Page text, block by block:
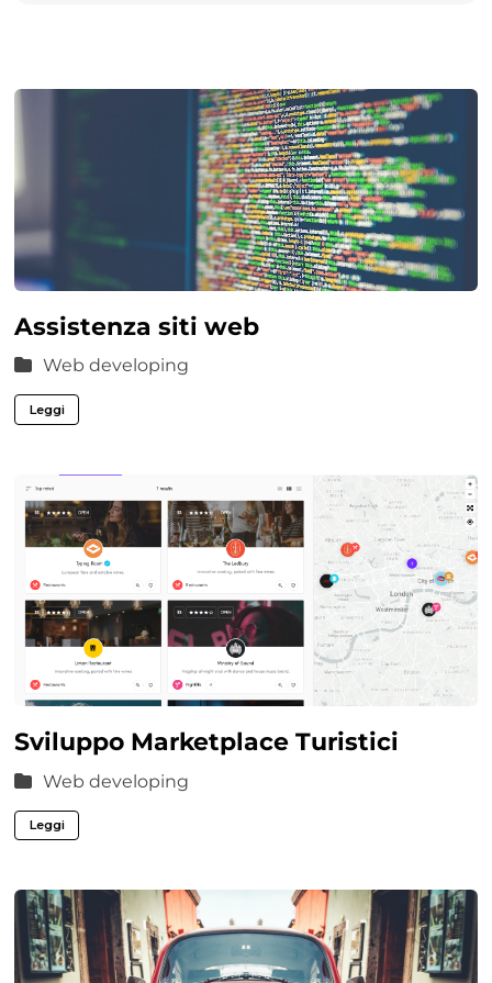
Assistenza siti web
Web developing
Leggi
Sviluppo Marketplace Turistici
Web developing
Leggi